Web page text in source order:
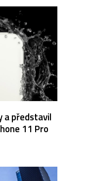
a představil
11 Pro